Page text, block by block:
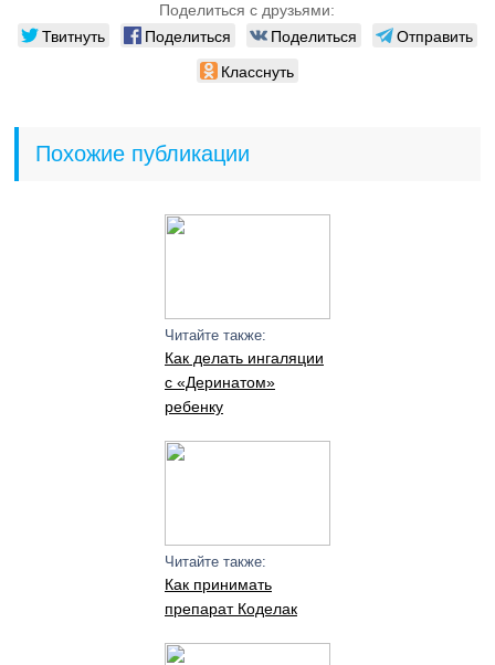
Поделиться с друзьями:
Твитнуть Поделиться Поделиться
Отправить
Класснуть
Похожие публикации
Читайте также:
Как делать ингаляции
с «Деринатом»
ребенку
Читайте также:
Как принимать
препарат Коделак